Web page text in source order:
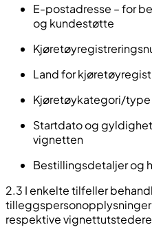
E-postadresse – for
og kundestøtte
Land for
Kjøretøykategori/type
Startdato og
vignetten
Bestillingsdetaljer og
2.3 I enkelte tilfeller
tilleggspersonopplysninger
respektive